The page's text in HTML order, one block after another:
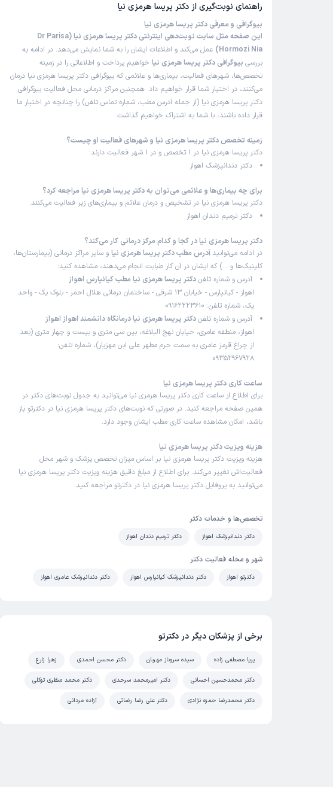
راهنمای نوبت‌گیری از دکتر پریسا هرمزی نیا
بیوگرافی و معرفی دکتر پریسا هرمزی نیا
این صفحه مثل سایت نوبت‌دهی اینترنتی دکتر پریسا هرمزی نیا (Dr Parisa
Hormozi Nia)
عمل می‌کند و اطلاعات ایشان را به شما نمایش می‌دهد. در ادامه به
بررسی بیوگرافی دکتر پریسا هرمزی نیا خواهیم پرداخت و اطلاعاتی را در زمینه
تخصص‌ها، شهرهای فعالیت، بیماری‌ها و علائمی که بیوگرافی دکتر پریسا هرمزی نیا درمان
می‌کنند، در اختیار شما قرار خواهیم داد. همچنین مراکز درمانی محل فعالیت بیوگرافی
دکتر پریسا هرمزی نیا (از جمله آدرس مطب، شماره تماس تلفن) را چنانچه در اختیار ما
قرار داده باشند، با شما به اشتراک خواهیم گذاشت.
زمینه تخصص دکتر پریسا هرمزی نیا و شهرهای فعالیت او چیست؟
دکتر پریسا هرمزی نیا در 1 تخصص و در 1 شهر فعالیت دارند:
دکتر دندانپزشک اهواز
برای چه بیماری‌ها و علائمی می‌توان به دکتر پریسا هرمزی نیا مراجعه کرد؟
دکتر پریسا هرمزی نیا در تشخیص و درمان علائم و بیماری‌های زیر فعالیت می‌کنند:
دکتر ترمیم دندان اهواز
دکتر پریسا هرمزی نیا در کجا و کدام مرکز درمانی کار می‌کند؟
در ادامه می‌توانید آدرس مطب دکتر پریسا هرمزی نیا و سایر مراکز درمانی (بیمارستان‌ها،
کلینیک‌ها و …) که ایشان در آن کار طبابت انجام می‌دهند، مشاهده کنید:
آدرس و شماره تلفندکتر پریسا هرمزی نیا مطب کیانپارس اهواز
اهواز - کیانپارس - خیابان 13 شرقی - ساختمان درمانی هلال احمر - بلوک یک - واحد
یک، شماره تلفن: 09162223610
آدرس و شماره تلفندکتر پریسا هرمزی نیا درمانگاه دانشمند اهواز اهواز
اهواز، منطقه عامری، خیابان نهج البلاغه، بین سی متری و بیست و چهار متری (بعد
از چراغ قرمز عامری به سمت حرم مطهر علی ابن مهزیار)، شماره تلفن:
09352967928
ساعت کاری دکتر پریسا هرمزی نیا
برای اطلاع از ساعت کاری دکتر پریسا هرمزی نیا می‌توانید به جدول نوبت‌های دکتر در
همین صفحه مراجعه کنید. در صورتی که نوبت‌های دکتر پریسا هرمزی نیا در دکترتو باز
باشد، امکان مشاهده ساعت کاری مطب ایشان وجود دارد.
هزینه ویزیت دکتر پریسا هرمزی نیا
هزینه ویزیت دکتر پریسا هرمزی نیا بر اساس میزان تخصص پزشک و شهر محل
فعالیت‌اش تغییر می‌کند. برای اطلاع از مبلغ دقیق هزینه ویزیت دکتر پریسا هرمزی نیا
می‌توانید به پروفایل دکتر پریسا هرمزی نیا در دکترتو مراجعه کنید.
تخصص‌ها و خدمات دکتر
دکتر دندانپزشک اهواز دکتر ترمیم دندان اهواز
شهر و محله فعالیت دکتر
دکترتو اهواز دکتر دندانپزشک کیانپارس اهواز دکتر دندانپزشک عامری اهواز
برخی از پزشکان دیگر در دکترتو
پریا مصطفی زاده سیده سروناز مهربان دکتر محسن احمدی زهرا زارع
دکتر محمدحسین احسانی دکتر امیرمحمد سرحدی دکتر محمد منظری توکلی
دکتر محمدرضا حمزه نژادی دکتر علی رضا رضائی آزاده مردانی